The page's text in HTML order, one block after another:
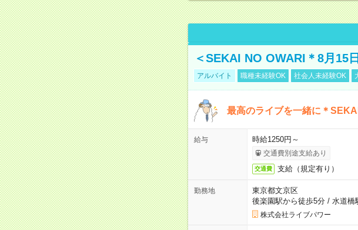
＜SEKAI NO OWARI＊8月15
アルバイト 職種未経験OK 社会人未経験OK
最高のライブを一緒に＊
給与 時給1250円～
交通費別途支給あり
交通費 支給（規定有り）
勤務地
東京都文京区
後楽園駅から徒歩5分/ 水道橋
株式会社ライブパワー